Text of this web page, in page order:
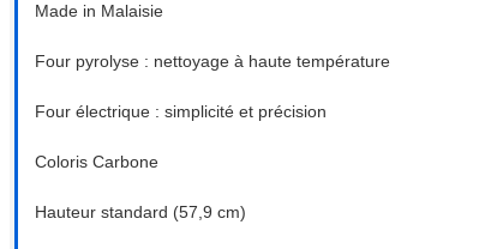
Made in Malaisie
Four pyrolyse : nettoyage à haute température
Four électrique : simplicité et précision
Coloris Carbone
Hauteur standard (57,9 cm)